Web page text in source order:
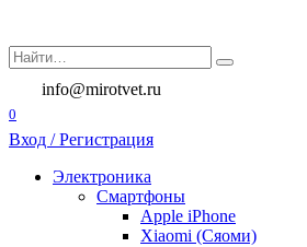
содержанию
Search
for:
info@mirotvet.ru
0
Вход / Регистрация
Электроника
Смартфоны
Apple iPhone
Xiaomi (Сяоми)